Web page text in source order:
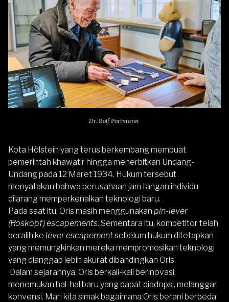
Dr. Rolf Portmann
Kota Hölstein yang terus berkembang membuat
pemerintah khawatir hingga menerbitkan Undang-
Undang pada 12 Maret 1934. Hukum tersebut
menyatakan bahwa perusahaan jam tangan individu
dilarang memperkenalkan teknologi baru.
Pada saat itu, Oris masih menggunakan pin-lever
(Roskopf) escapements. Sementara itu, kompetitor telah
beralih ke lever escapementsebelum hukum ditetapkan
yang memungkinkan mereka mempromosikan teknologi
yang dianggap lebih akurat dibandingkan Oris.
Dalam sejarahnya, Oris berkali-kali berinovasi,
menemukan hal-hal baru yang dapat diadopsi, melanggar
konvensi. Mari kita simak bagaimana Oris berani berbeda